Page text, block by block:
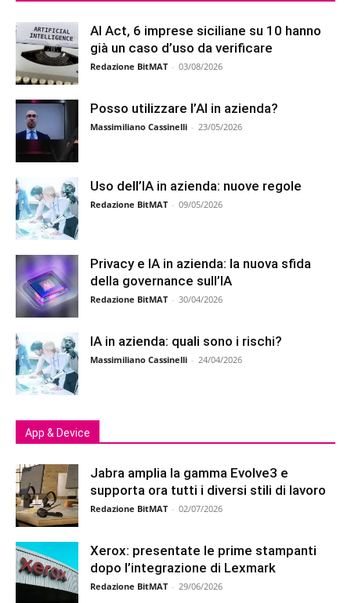
AI Act, 6 imprese siciliane su 10 hanno
già un caso d’uso da verificare
Redazione BitMAT - 03/08/2026
Posso utilizzare l’AI in azienda?
Massimiliano Cassinelli - 23/05/2026
Uso dell’IA in azienda: nuove regole
Redazione BitMAT - 09/05/2026
Privacy e IA in azienda: la nuova sfida
della governance sull’IA
Redazione BitMAT - 30/04/2026
IA in azienda: quali sono i rischi?
Massimiliano Cassinelli - 24/04/2026
App & Device
Jabra amplia la gamma Evolve3 e
supporta ora tutti i diversi stili di lavoro
Redazione BitMAT - 02/07/2026
Xerox: presentate le prime stampanti
dopo l’integrazione di Lexmark
Redazione BitMAT - 29/06/2026